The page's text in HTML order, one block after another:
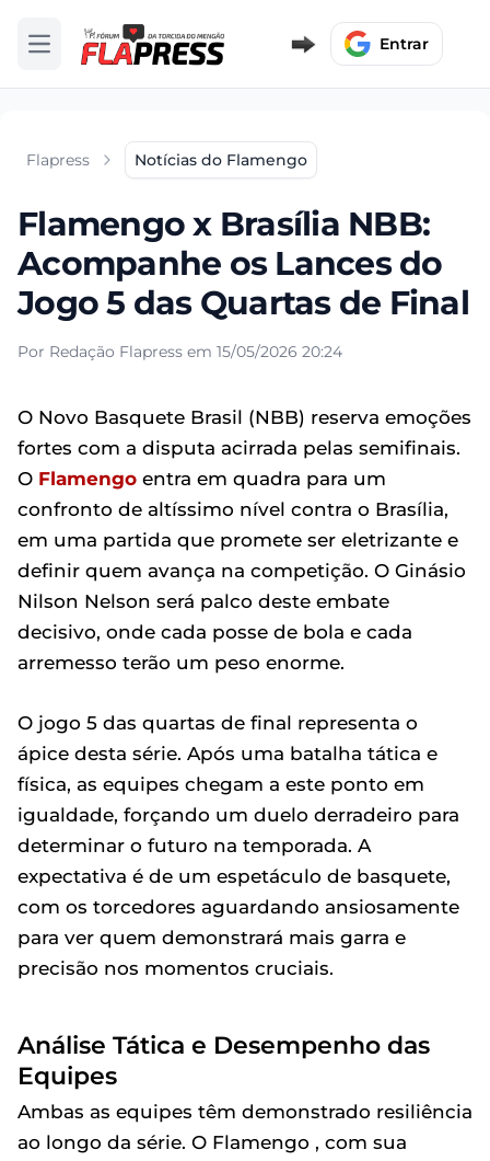
Abrir menu Entrar
Flapress Notícias do Flamengo
Flamengo x Brasília NBB:
Acompanhe os Lances do
Jogo 5 das Quartas de Final
Por Redação Flapress em 15/05/2026 20:24
O Novo Basquete Brasil (NBB) reserva emoções
fortes com a disputa acirrada pelas semifinais.
O Flamengo entra em quadra para um
confronto de altíssimo nível contra o Brasília,
em uma partida que promete ser eletrizante e
definir quem avança na competição. O Ginásio
Nilson Nelson será palco deste embate
decisivo, onde cada posse de bola e cada
arremesso terão um peso enorme.
O jogo 5 das quartas de final representa o
ápice desta série. Após uma batalha tática e
física, as equipes chegam a este ponto em
igualdade, forçando um duelo derradeiro para
determinar o futuro na temporada. A
expectativa é de um espetáculo de basquete,
com os torcedores aguardando ansiosamente
para ver quem demonstrará mais garra e
precisão nos momentos cruciais.
Análise Tática e Desempenho das
Equipes
Ambas as equipes têm demonstrado resiliência
ao longo da série. O Flamengo , com sua